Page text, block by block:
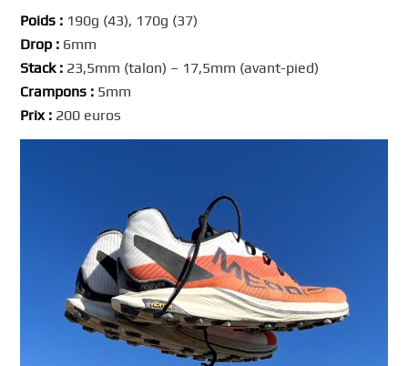
Poids : 190g (43), 170g (37)
Drop : 6mm
Stack : 23,5mm (talon) – 17,5mm (avant-pied)
Crampons : 5mm
Prix : 200 euros